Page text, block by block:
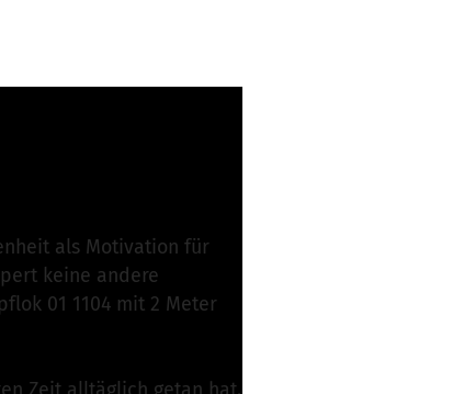
als Motivation für
keine andere
01 1104 mit 2 Meter